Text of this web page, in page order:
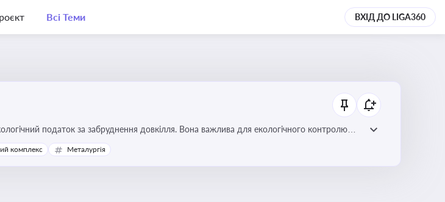
Всі Теми ВХІД ДО LIGA360
податок за забруднення довкілля. Вона важлива для екологічного контролю
природоохоронного законодавства
комплекс Металургія